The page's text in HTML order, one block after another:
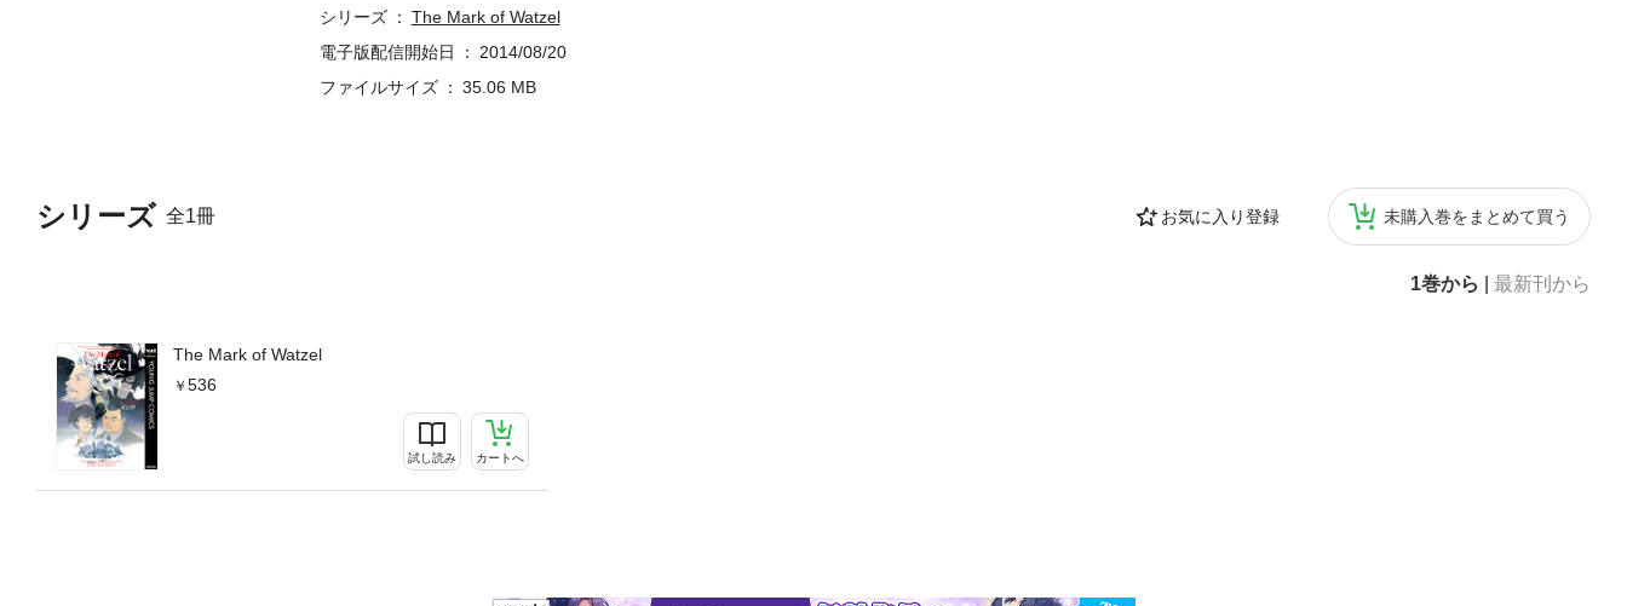
シリーズ 全1冊 お気に入り登録 未購入巻をまとめて買う
1巻から 最新刊から
The Mark of Watzel
536
試し読み カートへ
シリーズ
The Mark of Watzel
電子版配信開始日
2014/08/20
ファイルサイズ
35.06 MB